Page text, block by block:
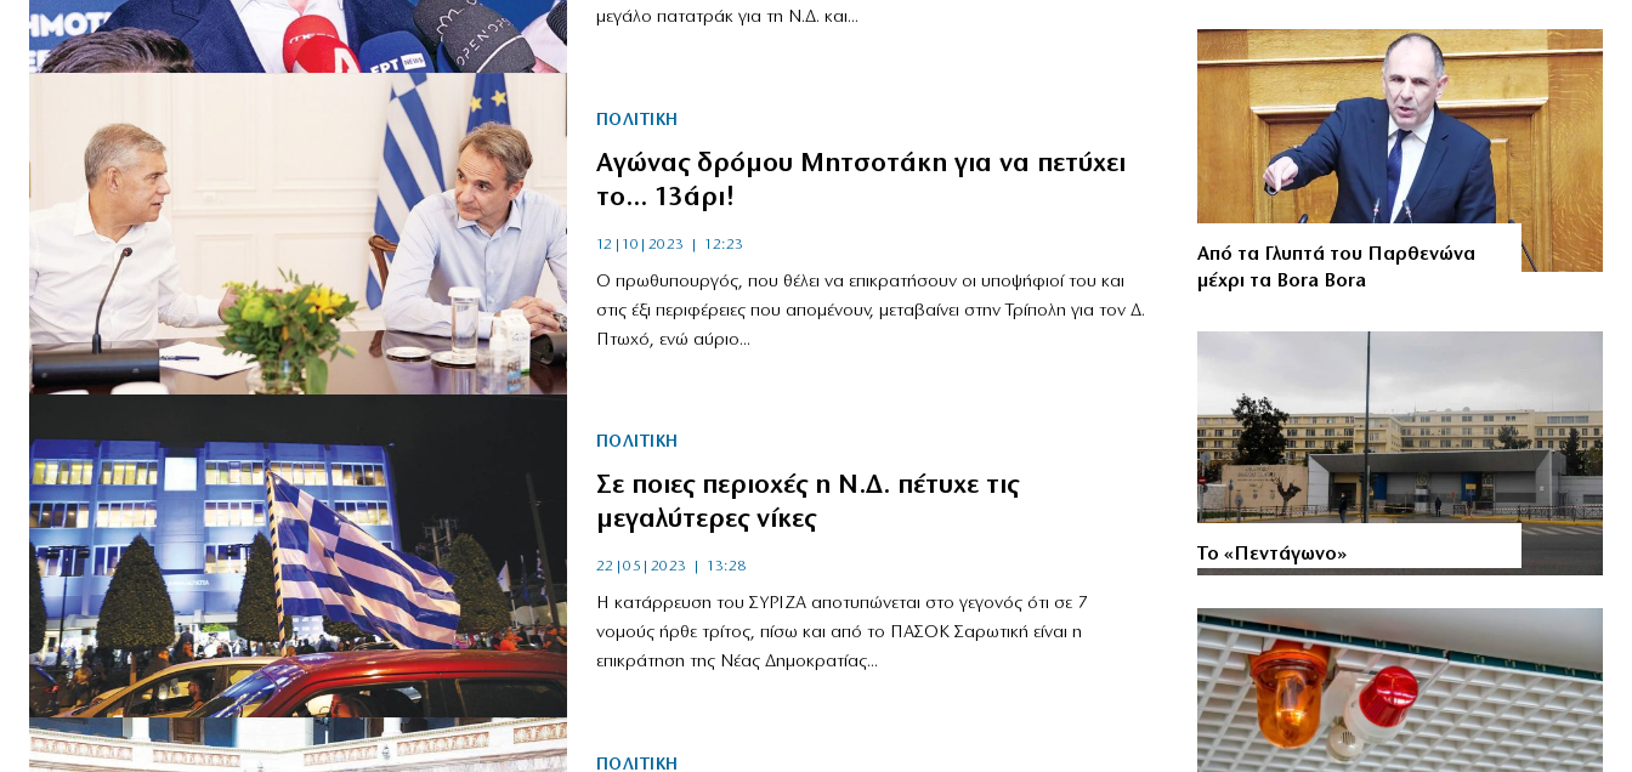
μεγάλο πατατράκ για τη Ν.Δ. και...
ΠΟΛΙΤΙΚΗ
Αγώνας δρόμου Μητσοτάκη για να πετύχει
το… 13άρι!
12|10|2023 | 12:23
Ο πρωθυπουργός, που θέλει να επικρατήσουν οι υποψήφιοί του και
στις έξι περιφέρειες που απομένουν, μεταβαίνει στην Τρίπολη για τον Δ.
Πτωχό, ενώ αύριο...
ΠΟΛΙΤΙΚΗ
Σε ποιες περιοχές η Ν.Δ. πέτυχε τις
μεγαλύτερες νίκες
22|05|2023 | 13:28
Η κατάρρευση του ΣΥΡΙΖΑ αποτυπώνεται στο γεγονός ότι σε 7
νομούς ήρθε τρίτος, πίσω και από το ΠΑΣΟΚ Σαρωτική είναι η
επικράτηση της Νέας Δημοκρατίας...
ΠΟΛΙΤΙΚΗ
Από τα Γλυπτά του Παρθενώνα
μέχρι τα Bora Bora
Το «Πεντάγωνο»